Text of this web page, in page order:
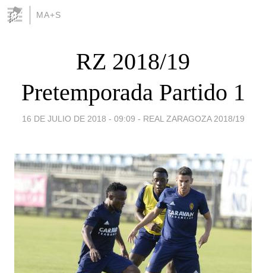
MA+S
RZ 2018/19
Pretemporada Partido 1
16 DE JULIO DE 2018 - 09:09 - REAL ZARAGOZA 2018/19